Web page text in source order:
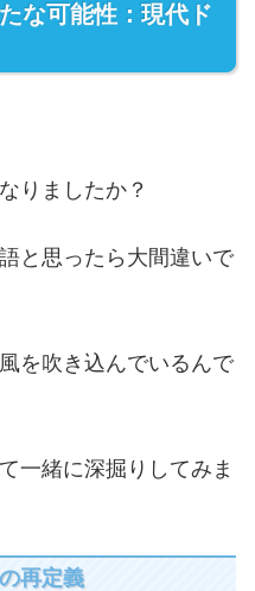
な可能性：現代ド
りましたか？
と思ったら大間違いで
を吹き込んでいるんで
一緒に深掘りしてみま
再定義